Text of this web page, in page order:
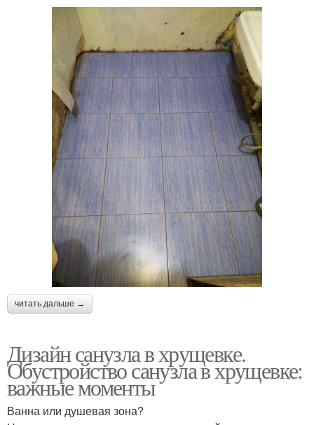
читать дальше →
Дизайн санузла в хрущевке.
Обустройство санузла в хрущевке:
важные моменты
Ванна или душевая зона?